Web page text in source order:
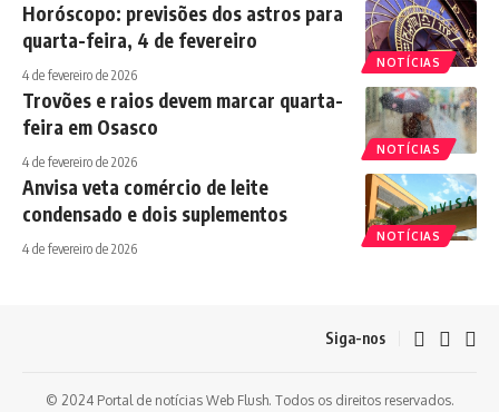
NOTÍCIAS
Horóscopo: previsões dos astros para
quarta-feira, 4 de fevereiro
4 de fevereiro de 2026
NOTÍCIAS
Trovões e raios devem marcar quarta-
feira em Osasco
4 de fevereiro de 2026
NOTÍCIAS
Anvisa veta comércio de leite
condensado e dois suplementos
4 de fevereiro de 2026
Siga-nos
© 2024 Portal de notícias Web Flush. Todos os direitos reservados.